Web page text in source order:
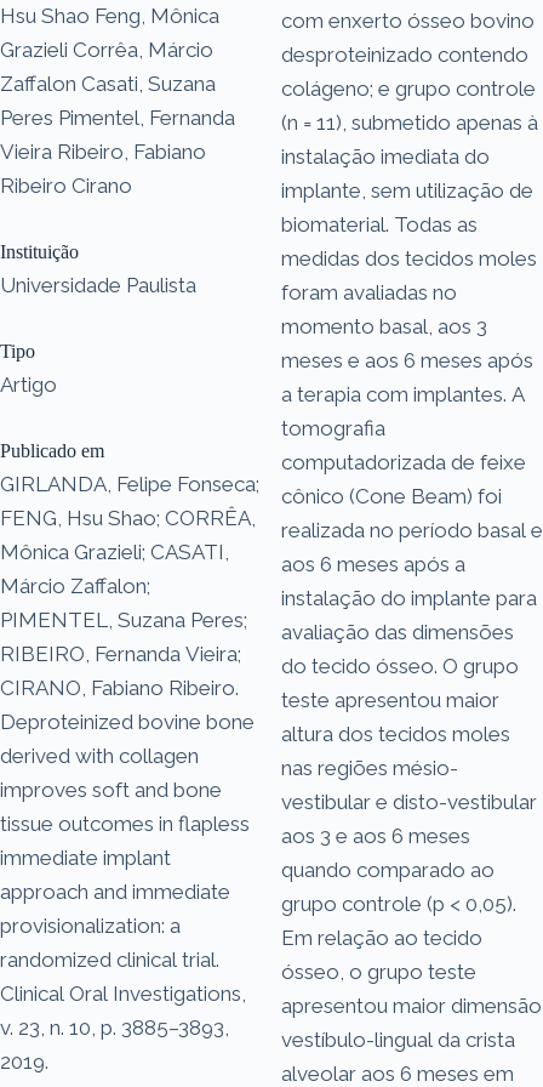
Hsu Shao Feng, Mônica
Grazieli Corrêa, Márcio
Zaffalon Casati, Suzana
Peres Pimentel, Fernanda
Vieira Ribeiro, Fabiano
Ribeiro Cirano
Instituição
Universidade Paulista
Tipo
Artigo
Publicado em
GIRLANDA, Felipe Fonseca;
FENG, Hsu Shao; CORRÊA,
Mônica Grazieli; CASATI,
Márcio Zaffalon;
PIMENTEL, Suzana Peres;
RIBEIRO, Fernanda Vieira;
CIRANO, Fabiano Ribeiro.
Deproteinized bovine bone
derived with collagen
improves soft and bone
tissue outcomes in flapless
immediate implant
approach and immediate
provisionalization: a
randomized clinical trial.
Clinical Oral Investigations,
v. 23, n. 10, p. 3885–3893,
2019.
com enxerto ósseo bovino
desproteinizado contendo
colágeno; e grupo controle
(n = 11), submetido apenas à
instalação imediata do
implante, sem utilização de
biomaterial. Todas as
medidas dos tecidos moles
foram avaliadas no
momento basal, aos 3
meses e aos 6 meses após
a terapia com implantes. A
tomografia
computadorizada de feixe
cônico (Cone Beam) foi
realizada no período basal e
aos 6 meses após a
instalação do implante para
avaliação das dimensões
do tecido ósseo. O grupo
teste apresentou maior
altura dos tecidos moles
nas regiões mésio-
vestibular e disto-vestibular
aos 3 e aos 6 meses
quando comparado ao
grupo controle (p < 0,05).
Em relação ao tecido
ósseo, o grupo teste
apresentou maior dimensão
vestíbulo-lingual da crista
alveolar aos 6 meses em